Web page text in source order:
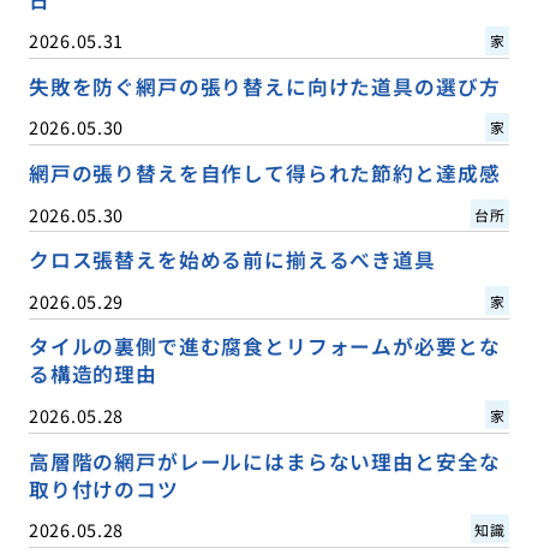
2026.05.31 家
失敗を防ぐ網戸の張り替えに向けた道具の選び方
2026.05.30 家
網戸の張り替えを自作して得られた節約と達成感
2026.05.30 台所
クロス張替えを始める前に揃えるべき道具
2026.05.29 家
タイルの裏側で進む腐食とリフォームが必要とな
る構造的理由
2026.05.28 家
高層階の網戸がレールにはまらない理由と安全な
取り付けのコツ
2026.05.28 知識